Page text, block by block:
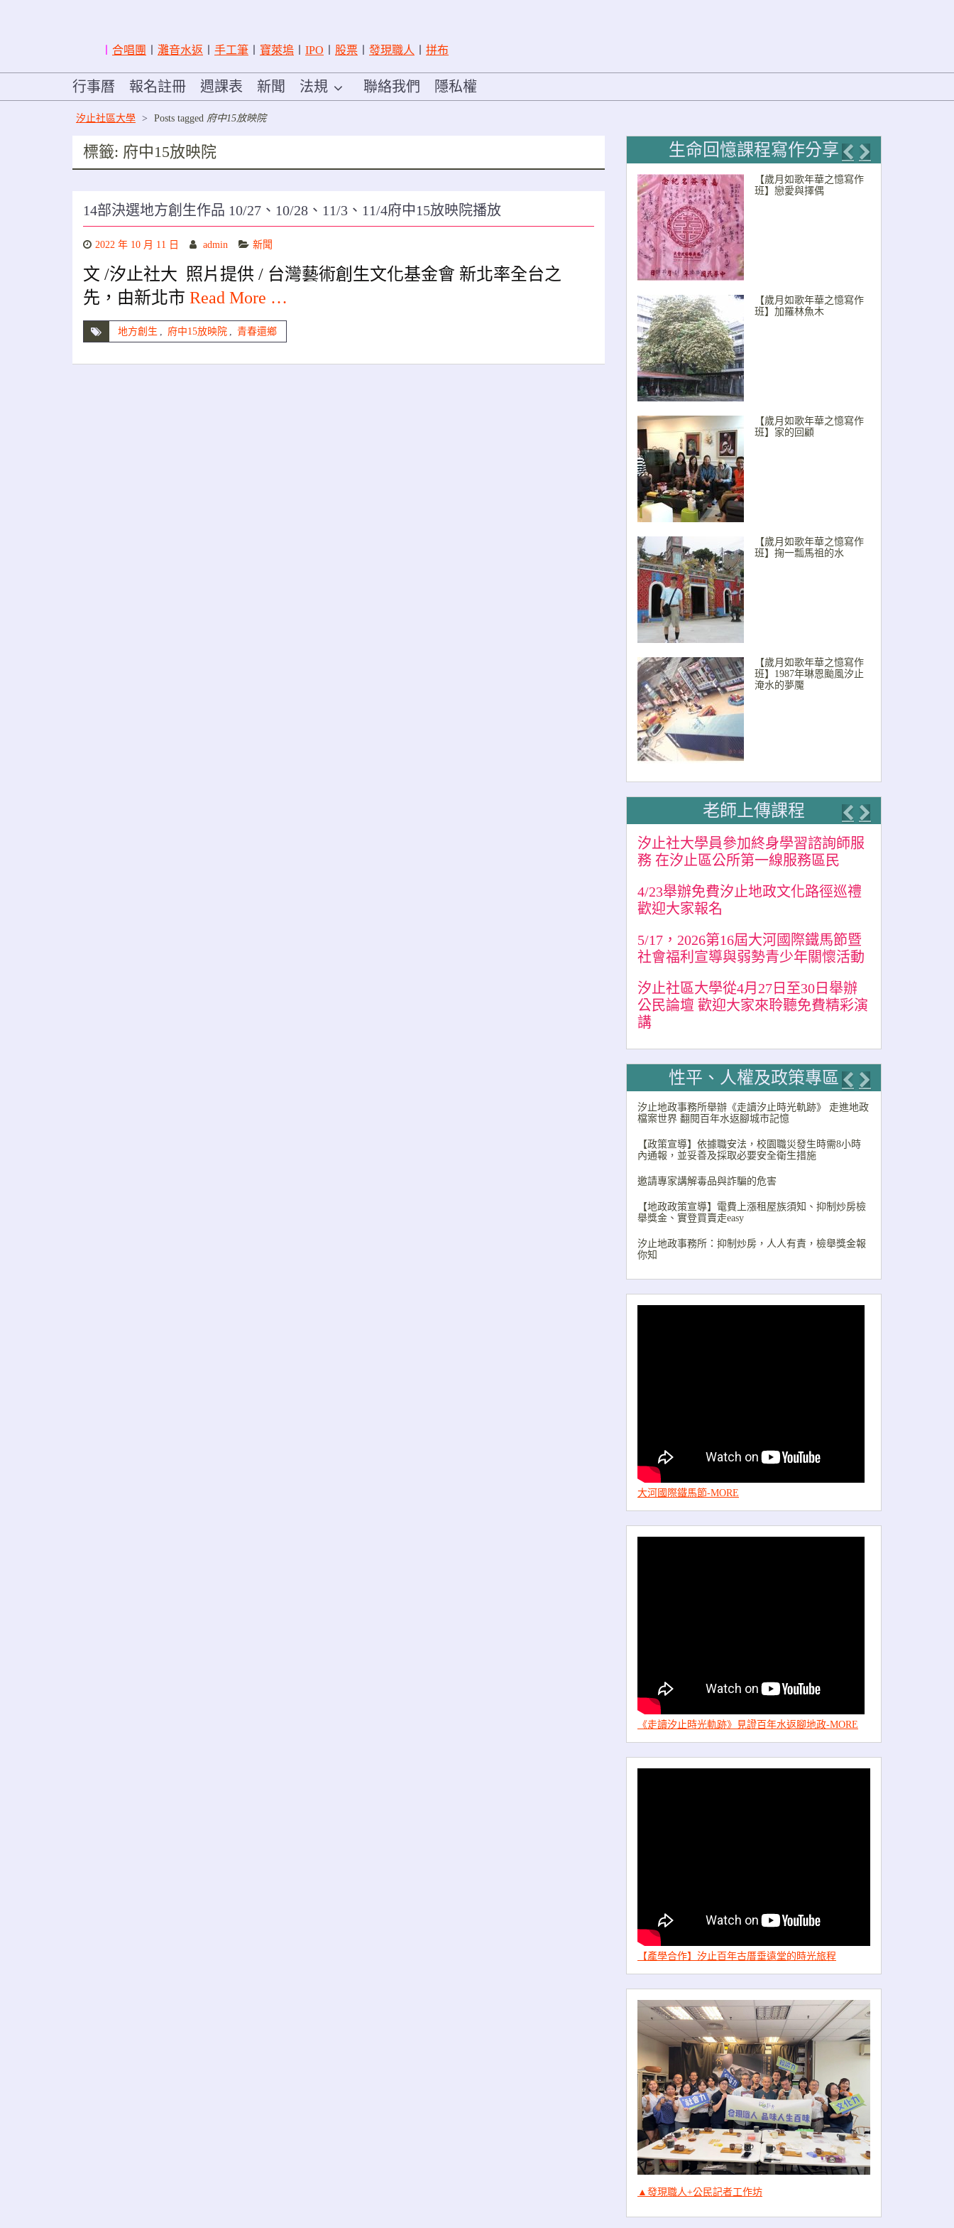
合唱團 灘音水返 手工筆 寶萊塢 IPO 股票 發現職人 拼布
行事曆 報名註冊 週課表 新聞 法規 聯絡我們 隱私權
汐止社區大學 > Posts tagged 府中15放映院
標籤: 府中15放映院
14部決選地方創生作品 10/27、10/28、11/3、11/4府中15放映院播放
2022 年 10 月 11 日 admin 新聞
文 /汐止社大 照片提供 / 台灣藝術創生文化基金會 新北率全台之
先，由新北市 Read More …
地方創生 , 府中15放映院 , 青春還鄉
生命回憶課程寫作分享
Previous
Next
【歲月如歌年華之憶寫作
班】戀愛與擇偶
【歲月如歌年華之憶寫作
班】加羅林魚木
【歲月如歌年華之憶寫作
班】家的回顧
【歲月如歌年華之憶寫作
班】掬一瓢馬祖的水
【歲月如歌年華之憶寫作
班】1987年琳恩颱風汐止
淹水的夢魘
老師上傳課程
Previous
Next
汐止社大學員參加終身學習諮詢師服
務 在汐止區公所第一線服務區民
4/23舉辦免費汐止地政文化路徑巡禮
歡迎大家報名
5/17，2026第16屆大河國際鐵馬節暨
社會福利宣導與弱勢青少年關懷活動
汐止社區大學從4月27日至30日舉辦
公民論壇 歡迎大家來聆聽免費精彩演
講
性平、人權及政策專區
Previous
Next
汐止地政事務所舉辦《走讀汐止時光軌跡》 走進地政
檔案世界 翻閱百年水返腳城市記憶
【政策宣導】依據職安法，校園職災發生時需8小時
內通報，並妥善及採取必要安全衛生措施
邀請專家講解毒品與詐騙的危害
【地政政策宣導】電費上漲租屋族須知、抑制炒房檢
舉獎金、實登買賣走easy
汐止地政事務所：抑制炒房，人人有責，檢舉獎金報
你知
大河國際鐵馬節-MORE
《走讀汐止時光軌跡》見證百年水返腳地政-MORE
【產學合作】汐止百年古厝垂遠堂的時光旅程
▲發現職人+公民記者工作坊